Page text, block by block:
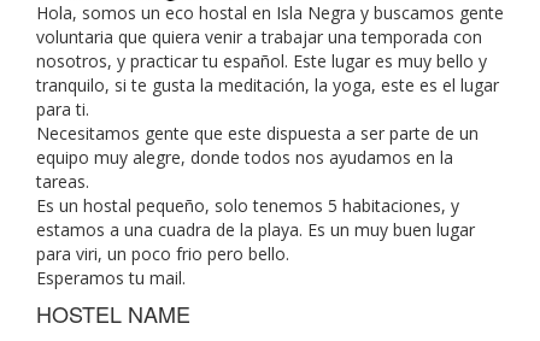
Hola, somos un eco hostal en Isla Negra y buscamos gente
voluntaria que quiera venir a trabajar una temporada con
nosotros, y practicar tu español. Este lugar es muy bello y
tranquilo, si te gusta la meditación, la yoga, este es el lugar
para ti.
Necesitamos gente que este dispuesta a ser parte de un
equipo muy alegre, donde todos nos ayudamos en la
tareas.
Es un hostal pequeño, solo tenemos 5 habitaciones, y
estamos a una cuadra de la playa. Es un muy buen lugar
para viri, un poco frio pero bello.
Esperamos tu mail.
HOSTEL NAME